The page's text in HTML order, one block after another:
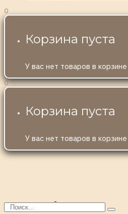
0
Корзина пуста
У вас нет товаров в корзине
0
Корзина пуста
У вас нет товаров в корзине